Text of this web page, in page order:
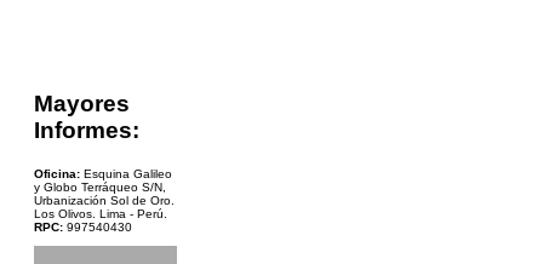
Mayores
Informes:
Oficina: Esquina Galileo
y Globo Terráqueo S/N,
Urbanización Sol de Oro.
Los Olivos. Lima - Perú.
RPC: 997540430